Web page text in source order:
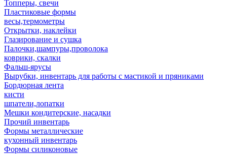
Топперы, свечи
Пластиковые формы
весы,термометры
Открытки, наклейки
Глазирование и сушка
Палочки,шампуры,проволока
коврики, скалки
Фальш-ярусы
Вырубки, инвентарь для работы с мастикой и пряниками
Бордюрная лента
кисти
шпатели,лопатки
Мешки кондитерские, насадки
Прочий инвентарь
Формы металлические
кухонный инвентарь
Формы силиконовые